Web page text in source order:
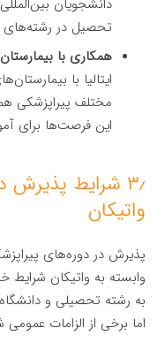
تحصیل در رشته‌های
همکاری با
ایتالیا با
مختلف پیراپزشکی
این فرصت‌ها برای
۳٫ شرایط
واتیکان
پذیرش در دوره‌های
وابسته به واتیکان
به رشته تحصیلی و
اما برخی از الزامات